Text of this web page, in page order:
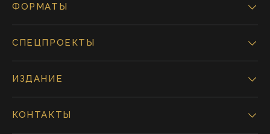
ФОРМАТЫ
СПЕЦПРОЕКТЫ
ИЗДАНИЕ
КОНТАКТЫ